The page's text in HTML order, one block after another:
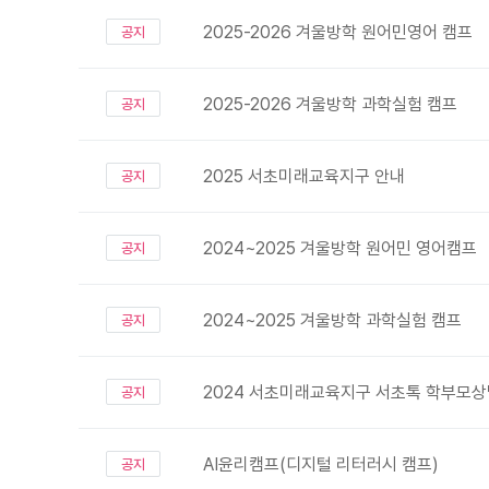
공지 2025-2026 겨울방학 원어민영어 캠프
공지 2025-2026 겨울방학 과학실험 캠프
공지 2025 서초미래교육지구 안내
공지 2024~2025 겨울방학 원어민 영어캠프
공지 2024~2025 겨울방학 과학실험 캠프
공지 2024 서초미래교육지구 서초톡 학부모
공지 AI윤리캠프(디지털 리터러시 캠프)